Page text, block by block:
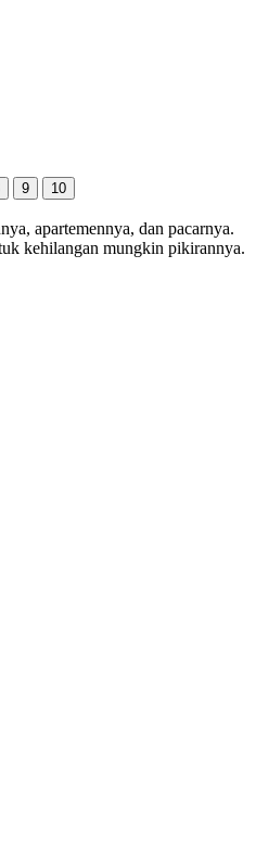
9 10
apartemennya, dan pacarnya.
kehilangan mungkin pikirannya.